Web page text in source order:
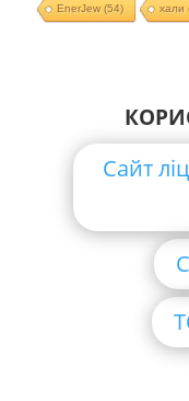
EnerJew(54) хали
Сайт